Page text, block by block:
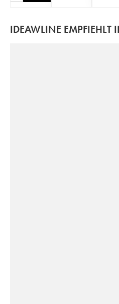
IDEAWLINE EMPFIEHLT